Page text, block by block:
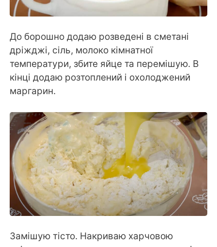
До борошно додаю розведені в сметані
дріжджі, сіль, молоко кімнатної
температури, збите яйце та перемішую. В
кінці додаю розтоплений і охолоджений
маргарин.
Замішую тісто. Накриваю харчовою